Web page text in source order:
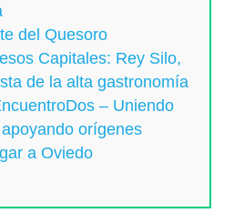
del Quesoro
Capitales: Rey Silo,
de la alta gastronomía
– Uniendo
orígenes
a Oviedo